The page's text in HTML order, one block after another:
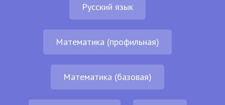
Русский язык
Математика (профильная)
Математика (базовая)